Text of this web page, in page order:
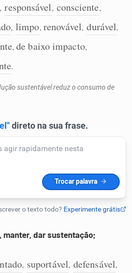
, responsável, consciente,
, limpo, renovável, durável,
,de baixo impacto,
.
sustentável reduz o consumo de
manter, dar sustentação;
, suportável, defensável,